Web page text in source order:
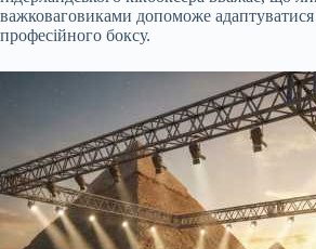
важковаговиками допоможе
професійного боксу.